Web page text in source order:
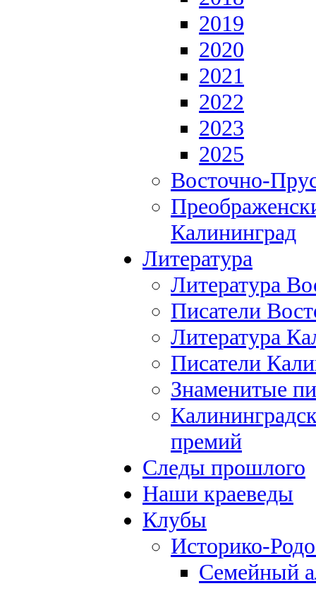
2019
2020
2021
2022
2023
2025
Восточно-
Калининград
Литература
Литература
Писатели
Литература
Писатели
Знаменитые
премий
Следы прошлого
Наши краеведы
Клубы
Историко-
Семейный